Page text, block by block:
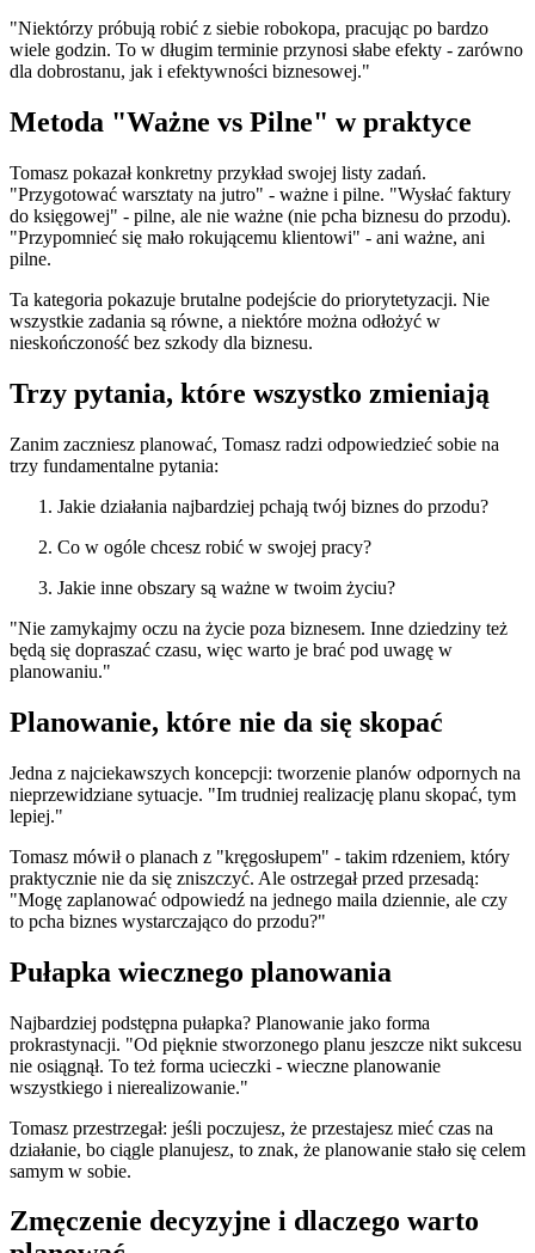
"Niektórzy próbują robić z siebie robokopa, pracując po bardzo
wiele godzin. To w długim terminie przynosi słabe efekty - zarówno
dla dobrostanu, jak i efektywności biznesowej."
Metoda "Ważne vs Pilne" w praktyce
Tomasz pokazał konkretny przykład swojej listy zadań.
"Przygotować warsztaty na jutro" - ważne i pilne. "Wysłać faktury
do księgowej" - pilne, ale nie ważne (nie pcha biznesu do przodu).
"Przypomnieć się mało rokującemu klientowi" - ani ważne, ani
pilne.
Ta kategoria pokazuje brutalne podejście do priorytetyzacji. Nie
wszystkie zadania są równe, a niektóre można odłożyć w
nieskończoność bez szkody dla biznesu.
Trzy pytania, które wszystko zmieniają
Zanim zaczniesz planować, Tomasz radzi odpowiedzieć sobie na
trzy fundamentalne pytania:
Jakie działania najbardziej pchają twój biznes do przodu?
Co w ogóle chcesz robić w swojej pracy?
Jakie inne obszary są ważne w twoim życiu?
"Nie zamykajmy oczu na życie poza biznesem. Inne dziedziny też
będą się dopraszać czasu, więc warto je brać pod uwagę w
planowaniu."
Planowanie, które nie da się skopać
Jedna z najciekawszych koncepcji: tworzenie planów odpornych na
nieprzewidziane sytuacje. "Im trudniej realizację planu skopać, tym
lepiej."
Tomasz mówił o planach z "kręgosłupem" - takim rdzeniem, który
praktycznie nie da się zniszczyć. Ale ostrzegał przed przesadą:
"Mogę zaplanować odpowiedź na jednego maila dziennie, ale czy
to pcha biznes wystarczająco do przodu?"
Pułapka wiecznego planowania
Najbardziej podstępna pułapka? Planowanie jako forma
prokrastynacji. "Od pięknie stworzonego planu jeszcze nikt sukcesu
nie osiągnął. To też forma ucieczki - wieczne planowanie
wszystkiego i nierealizowanie."
Tomasz przestrzegał: jeśli poczujesz, że przestajesz mieć czas na
działanie, bo ciągle planujesz, to znak, że planowanie stało się celem
samym w sobie.
Zmęczenie decyzyjne i dlaczego warto